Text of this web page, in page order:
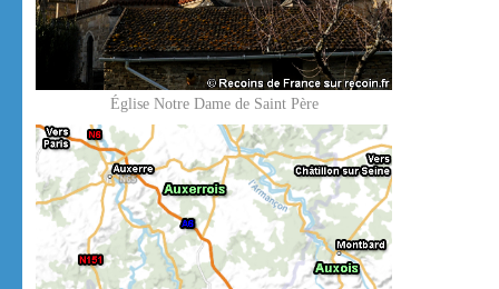
Église Notre Dame de Saint Père